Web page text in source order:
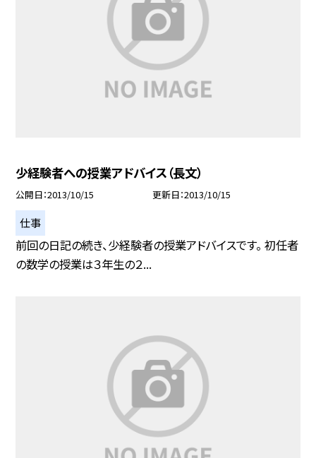
少経験者への授業アドバイス（長文）
公開日 2013/10/15 更新日 2013/10/15
仕事
前回の日記の続き、少経験者の授業アドバイスです。 初任者
の数学の授業は３年生の２...